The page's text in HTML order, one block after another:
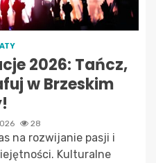
2026: Tańcz,
w Brzeskim
28
na rozwijanie pasji i
Kulturalne